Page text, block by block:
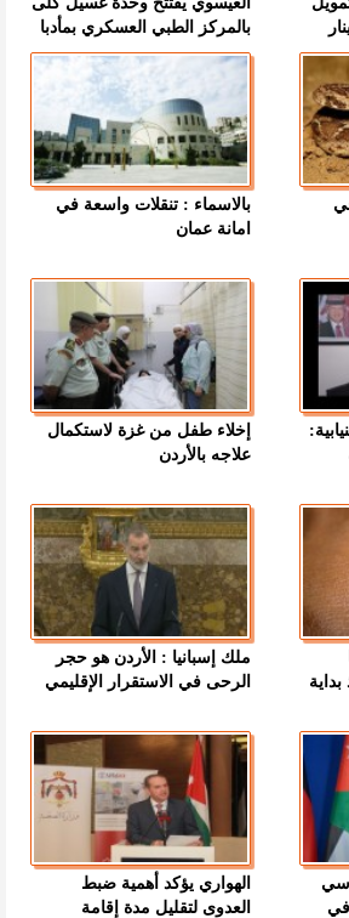
بالمركز الطبي العسكري بمأدبا
بالاسماء : تنقلات واسعة في
امانة عمان
إخلاء طفل من غزة لاستكمال
علاجه بالأردن
ملك إسبانيا : الأردن هو حجر
الرحى في الاستقرار الإقليمي
في
الهواري يؤكد أهمية ضبط
العدوى لتقليل مدة إقامة